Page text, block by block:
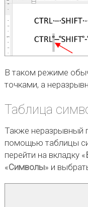
В таком режиме
точками, а
Таблица
Также неразрывный
помощью таблицы
перейти на вкладку «
«Символы» и